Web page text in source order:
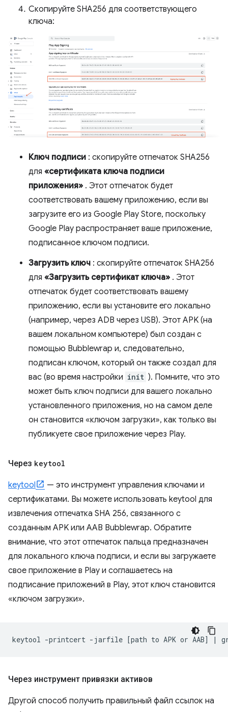
Скопируйте SHA256 для соответствующего
ключа:
Ключ подписи : скопируйте отпечаток SHA256
для «сертификата ключа подписи
приложения» . Этот отпечаток будет
соответствовать вашему приложению, если вы
загрузите его из Google Play Store, поскольку
Google Play распространяет ваше приложение,
подписанное ключом подписи.
Загрузить ключ : скопируйте отпечаток SHA256
для «Загрузить сертификат ключа» . Этот
отпечаток будет соответствовать вашему
приложению, если вы установите его локально
(например, через ADB через USB). Этот APK (на
вашем локальном компьютере) был создан с
помощью Bubblewrap и, следовательно,
подписан ключом, который он также создал для
вас (во время настройки init ). Помните, что это
может быть ключ подписи для вашего локально
установленного приложения, но на самом деле
он становится «ключом загрузки», как только вы
публикуете свое приложение через Play.
Через keytool
keytool
— это инструмент управления ключами и
сертификатами. Вы можете использовать keytool для
извлечения отпечатка SHA 256, связанного с
созданным APK или AAB Bubblewrap. Обратите
внимание, что этот отпечаток пальца предназначен
для локального ключа подписи, и если вы загружаете
свое приложение в Play и соглашаетесь на
подписание приложений в Play, этот ключ становится
«ключом загрузки».
keytool -printcert -jarfile [path to APK or AAB] |
Через инструмент привязки активов
Другой способ получить правильный файл ссылок на